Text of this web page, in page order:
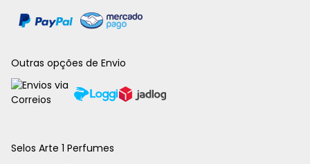
Outras opções de Envio
Selos Arte 1 Perfumes